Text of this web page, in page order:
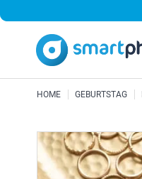
HOME GEBURTSTAG